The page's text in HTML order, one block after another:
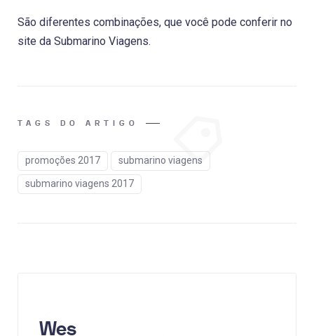
São diferentes combinações, que você pode conferir no
site da Submarino Viagens.
TAGS DO ARTIGO
promoções 2017 submarino viagens
submarino viagens 2017
Wes